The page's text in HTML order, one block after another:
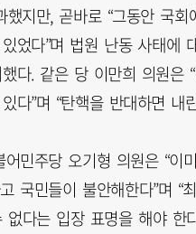
했지만, 곧바로 “그동안 국
었다”며 법원 난동 사태에
다. 같은 당 이만희 의원은
다”며 “탄핵을 반대하면
어민주당 오기형 의원은 “이
고 국민들이 불안해한다”며
없다는 입장 표명을 해야 한